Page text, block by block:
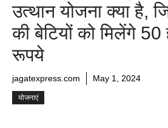
उत्थान योजना क्या है,
की बेटियों को मिलेंगे 50
रूपये
jagatexpress.com May 1, 2024
योजनाएं